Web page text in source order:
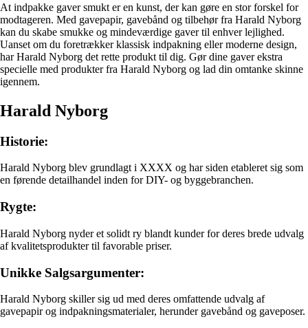
At indpakke gaver smukt er en kunst, der kan gøre en stor forskel for
modtageren. Med gavepapir, gavebånd og tilbehør fra Harald Nyborg
kan du skabe smukke og mindeværdige gaver til enhver lejlighed.
Uanset om du foretrækker klassisk indpakning eller moderne design,
har Harald Nyborg det rette produkt til dig. Gør dine gaver ekstra
specielle med produkter fra Harald Nyborg og lad din omtanke skinne
igennem.
Harald Nyborg
Historie:
Harald Nyborg blev grundlagt i XXXX og har siden etableret sig som
en førende detailhandel inden for DIY- og byggebranchen.
Rygte:
Harald Nyborg nyder et solidt ry blandt kunder for deres brede udvalg
af kvalitetsprodukter til favorable priser.
Unikke Salgsargumenter:
Harald Nyborg skiller sig ud med deres omfattende udvalg af
gavepapir og indpakningsmaterialer, herunder gavebånd og gaveposer.